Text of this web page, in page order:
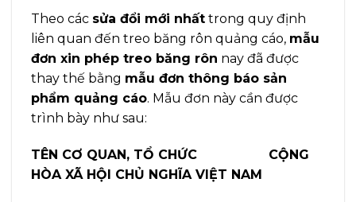
Theo các sửa đổi mới nhất trong quy định
liên quan đến treo băng rôn quảng cáo, mẫu
đơn xin phép treo băng rôn nay đã được
thay thế bằng mẫu đơn thông báo sản
phẩm quảng cáo. Mẫu đơn này cần được
trình bày như sau:
TÊN CƠ QUAN, TỔ CHỨC CỘNG
HÒA XÃ HỘI CHỦ NGHĨA VIỆT NAM